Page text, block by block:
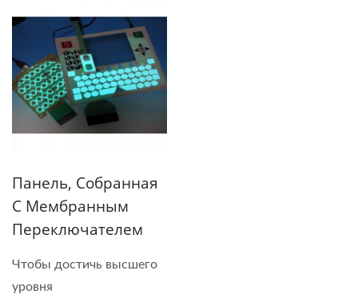
Панель, Собранная
С Мембранным
Переключателем
Чтобы достичь высшего
уровня